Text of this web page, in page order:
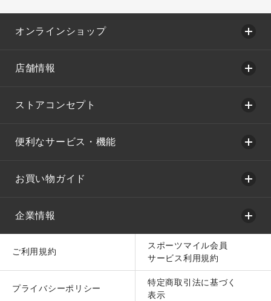
オンラインショップ
店舗情報
ストアコンセプト
便利なサービス・機能
お買い物ガイド
企業情報
ご利用規約
スポーツマイル会員
サービス利用規約
プライバシーポリシー
特定商取引法に基づく
表示